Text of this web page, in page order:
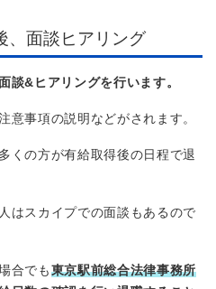
面談ヒアリング
談&ヒアリングを行います。
意事項の説明などがされます。
くの方が有給取得後の日程で退
はスカイプでの面談もあるので
合でも 東京駅前総合法律事務所